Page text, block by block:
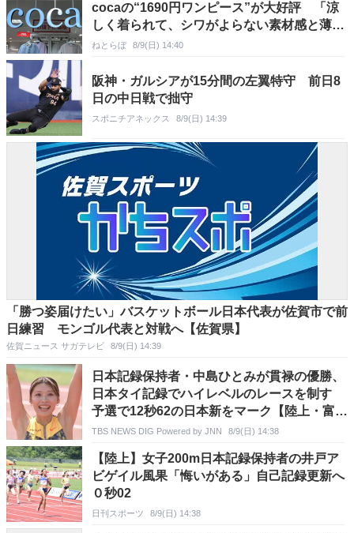
cocaの“1690円ワンピース”が大好評 「涼
しく着られて、シワがよらない素材感と薄さ
も◎」「大好きすぎて色違いも購入」
ねとらぼ 8/9(日) 14:40
阪神・ガルシアが15分間の左翼特守 前日8
日の中日戦で拙守
スポニチアネックス 8/9(日) 14:39
「勝つ姿届けたい」バスケットボール日本代表が佐賀市で前
日練習 モンゴル代表と対戦へ【佐賀県】
佐賀ニュース サガテレビ 8/9(日) 14:39
日本記録保持者・中島ひとみが貫禄の優勝、
日本タイ記録でハイレベルのレースを制す
予選で12秒62の日本新をマーク【陸上・富士
北麓ワールドトライアル】
TBS NEWS DIG Powered by JNN 8/9(日) 14:38
【陸上】女子200m日本記録保持者の井戸ア
ビゲイル風果「悔いがある」自己記録更新へ
０秒02
日刊スポーツ 8/9(日) 14:38